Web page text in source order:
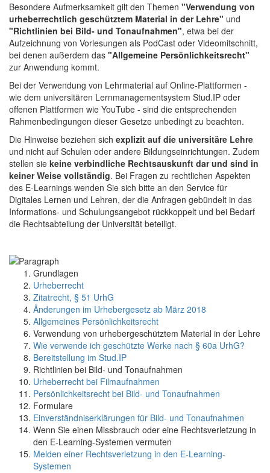
Besondere Aufmerksamkeit gilt den Themen "Verwendung von
urheberrechtlich geschütztem Material in der Lehre" und
"Richtlinien bei Bild- und Tonaufnahmen", etwa bei der
Aufzeichnung von Vorlesungen als PodCast oder Videomitschnitt,
bei denen außerdem das "Allgemeine Persönlichkeitsrecht"
zur Anwendung kommt.
Bei der Verwendung von Lehrmaterial auf Online-Plattformen -
wie dem universitären Lernmanagementsystem Stud.IP oder
offenen Plattformen wie YouTube - sind die entsprechenden
Rahmenbedingungen dieser Gesetze unbedingt zu beachten.
Die Hinweise beziehen sich explizit auf die universitäre Lehre
und nicht auf Schulen oder andere Bildungseinrichtungen. Zudem
stellen sie keine verbindliche Rechtsauskunft dar und sind in
keiner Weise vollständig. Bei Fragen zu rechtlichen Aspekten
des E-Learnings wenden Sie sich bitte an den Service für
Digitales Lernen und Lehren, der die Anfragen gebündelt in das
Informations- und Schulungsangebot rückkoppelt und bei Bedarf
die Rechtsabteilung der Universität beteiligt.
Grundlagen
Urheberrecht
Zitatrecht, § 51 UrhG
Änderungen im Urhebergesetz ab März 2018
Allgemeines Persönlichkeitsrecht
Verwendung von urhebergeschütztem Material in der Lehre
Wie verwende ich geschützte Werke nach § 60a UrhG?
Bereitstellung im Stud.IP
Richtlinien bei Bild- und Tonaufnahmen
Urheberrecht bei Filmaufnahmen
Persönlichkeitsrecht bei Bild- und Tonaufnahmen
Formulare
Einverständniserklärungen für Bild- und Tonaufnahmen
Wenn Sie einen Missbrauch oder eine Rechtsverletzung in
den E-Learning-Systemen vermuten
Melden einer Rechtsverletzung in den E-Learning-
Systemen